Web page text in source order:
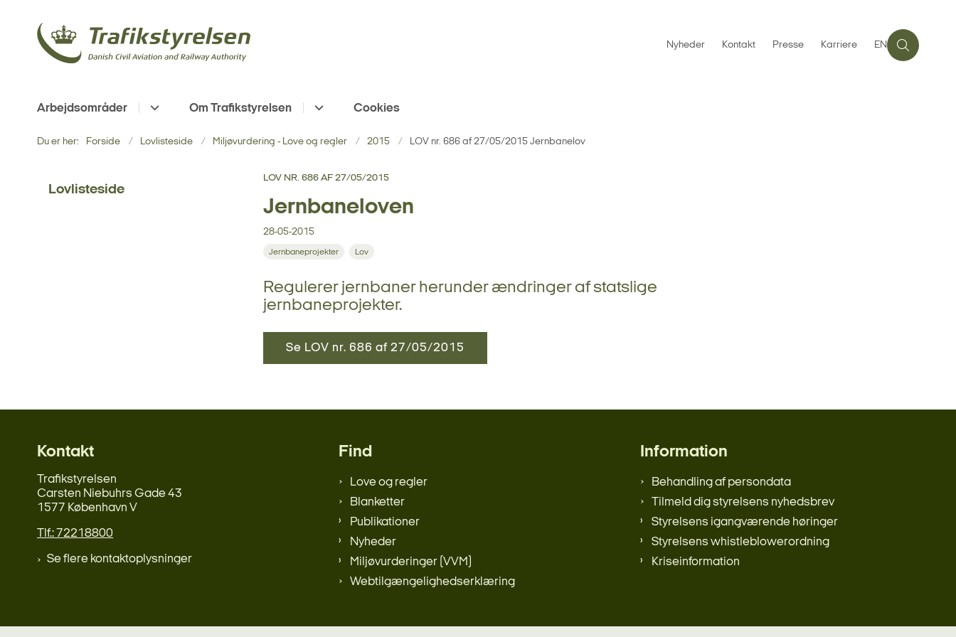
Nyheder Kontakt Presse Karriere EN
Arbejdsområder Om Trafikstyrelsen Cookies
Du er her: Forside Lovlisteside Miljøvurdering - Love og regler 2015 LOV nr. 686 af 27/05/2015 Jernbanelov
Lovlisteside
LOV NR. 686 AF 27/05/2015
Jernbaneloven
28-05-2015
Jernbaneprojekter Lov
Regulerer jernbaner herunder ændringer af statslige
jernbaneprojekter.
Se LOV nr. 686 af 27/05/2015
Kontakt
Trafikstyrelsen
Carsten Niebuhrs Gade 43
1577 København V
Tlf.: 72218800
Se flere kontaktoplysninger
Find
Love og regler
Blanketter
Publikationer
Nyheder
Miljøvurderinger (VVM)
Webtilgængelighedserklæring
Information
Behandling af persondata
Tilmeld dig styrelsens nyhedsbrev
Styrelsens igangværende høringer
Styrelsens whistleblowerordning
Kriseinformation